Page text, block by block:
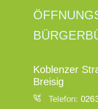
Koblenzer
Breisig
Telefon: